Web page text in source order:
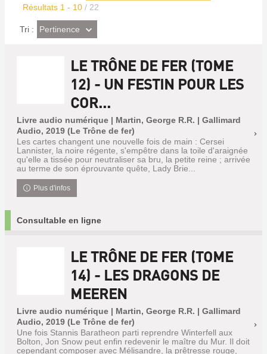
Résultats 1 - 10 / 22
Tri : (Effet
imédiat)
Pertinence
LE TRÔNE DE FER (TOME
12) - UN FESTIN POUR LES
COR...
Livre audio numérique | Martin, George R.R. | Gallimard
Audio, 2019 (Le Trône de fer)
Les cartes changent une nouvelle fois de main : Cersei
Lannister, la noire régente, s'empêtre dans la toile d'araignée
qu'elle a tissée pour neutraliser sa bru, la petite reine ; arrivée
au terme de son éprouvante quête, Lady Brie...
Plus d'infos
Consultable en ligne
LE TRÔNE DE FER (TOME
14) - LES DRAGONS DE
MEEREN
Livre audio numérique | Martin, George R.R. | Gallimard
Audio, 2019 (Le Trône de fer)
Une fois Stannis Baratheon parti reprendre Winterfell aux
Bolton, Jon Snow peut enfin redevenir le maître du Mur. Il doit
cependant composer avec Mélisandre, la prêtresse rouge,